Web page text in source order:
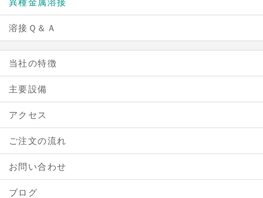
異種金属溶接
溶接Ｑ＆Ａ
当社の特徴
主要設備
アクセス
ご注文の流れ
お問い合わせ
ブログ